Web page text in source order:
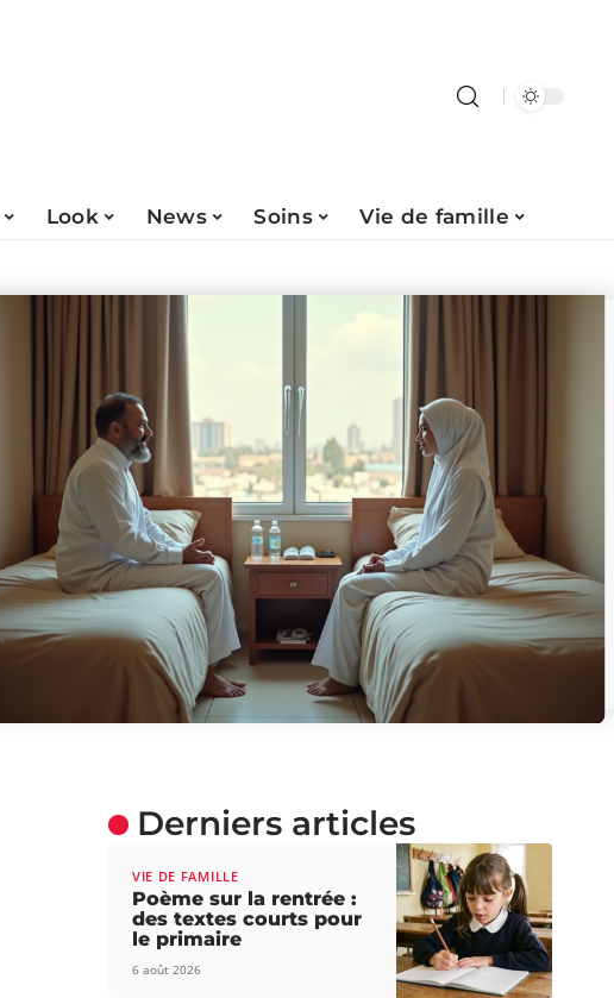
Look News Soins Vie de famille
Derniers articles
VIE DE FAMILLE
Poème sur la rentrée :
des textes courts pour
le primaire
6 août 2026